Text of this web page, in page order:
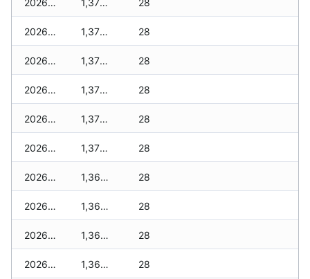
2026-06-27 1,370 zł 28
2026-06-26 1,370 zł 28
2026-06-25 1,370 zł 28
2026-06-24 1,370 zł 28
2026-06-23 1,370 zł 28
2026-06-22 1,370 zł 28
2026-06-21 1,360 zł 28
2026-06-20 1,360 zł 28
2026-06-19 1,360 zł 28
2026-06-18 1,360 zł 28